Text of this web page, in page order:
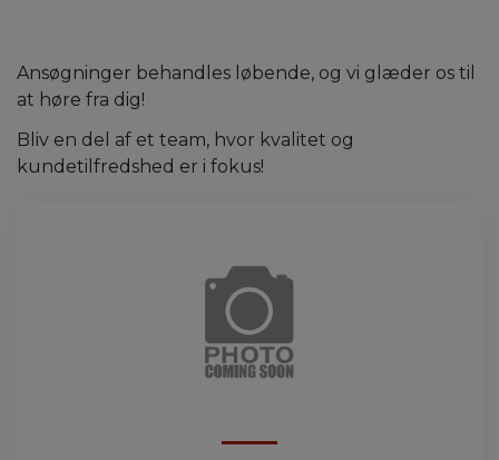
Ansøgninger behandles løbende, og vi glæder os til
at høre fra dig!
Bliv en del af et team, hvor kvalitet og
kundetilfredshed er i fokus!